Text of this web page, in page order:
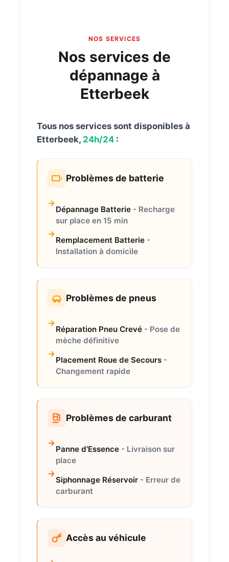
NOS SERVICES
Nos services de
dépannage à
Etterbeek
Tous nos services sont disponibles à
Etterbeek, 24h/24 :
Problèmes de batterie
Dépannage Batterie - Recharge
sur place en 15 min
Remplacement Batterie -
Installation à domicile
Problèmes de pneus
Réparation Pneu Crevé - Pose de
mèche définitive
Placement Roue de Secours -
Changement rapide
Problèmes de carburant
Panne d'Essence - Livraison sur
place
Siphonnage Réservoir - Erreur de
carburant
Accès au véhicule